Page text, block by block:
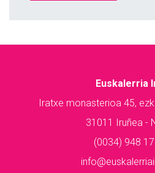
Euskalerria
Iratxe monasterioa 45,
31011 Iruñea -
(0034) 948